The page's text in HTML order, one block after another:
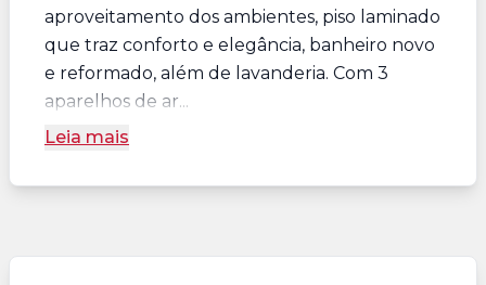
aproveitamento dos ambientes, piso laminado
que traz conforto e elegância, banheiro novo
e reformado, além de lavanderia. Com 3
aparelhos de ar...
Leia mais